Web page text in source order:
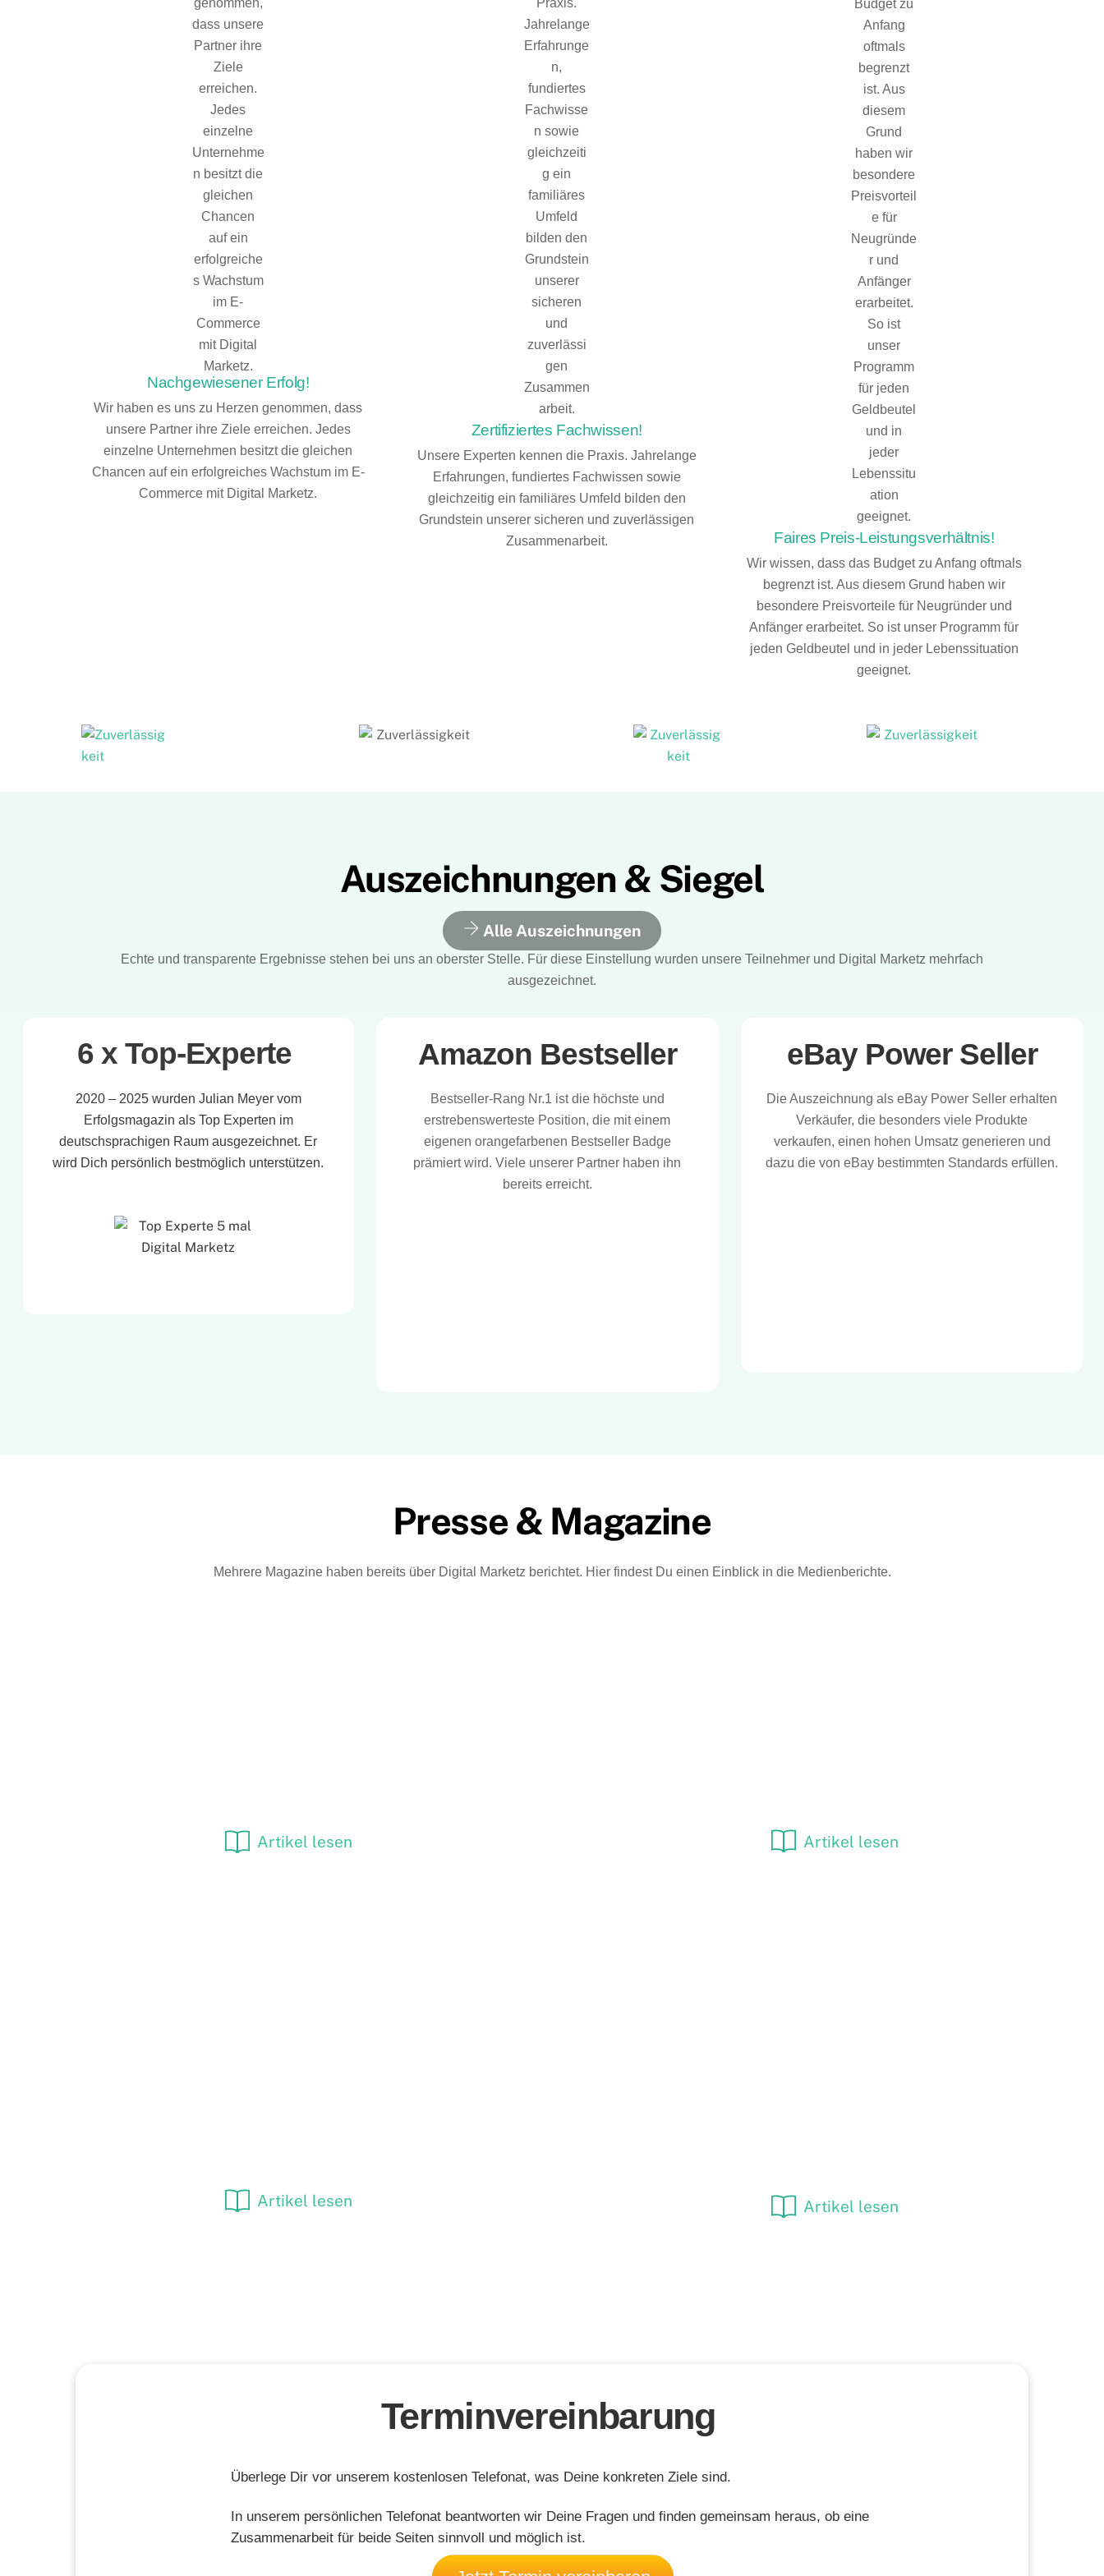
Nachgewiesener Erfolg!
Wir haben es uns zu Herzen genommen, dass
unsere Partner ihre Ziele erreichen. Jedes
einzelne Unternehmen besitzt die gleichen
Chancen auf ein erfolgreiches Wachstum im E-
Commerce mit Digital Marketz.
Zertifiziertes Fachwissen!
Unsere Experten kennen die Praxis. Jahrelange
Erfahrungen, fundiertes Fachwissen sowie
gleichzeitig ein familiäres Umfeld bilden den
Grundstein unserer sicheren und zuverlässigen
Zusammenarbeit.
Faires Preis-Leistungsverhältnis!
Wir wissen, dass das Budget zu Anfang oftmals
begrenzt ist. Aus diesem Grund haben wir
besondere Preisvorteile für Neugründer und
Anfänger erarbeitet. So ist unser Programm für
jeden Geldbeutel und in jeder Lebenssituation
geeignet.
Auszeichnungen & Siegel
Alle Auszeichnungen
Echte und transparente Ergebnisse stehen bei uns an oberster Stelle. Für diese Einstellung wurden unsere Teilnehmer und Digital Marketz mehrfach
ausgezeichnet.
6 x Top-Experte
2020 – 2025 wurden Julian Meyer vom
Erfolgsmagazin als Top Experten im
deutschsprachigen Raum ausgezeichnet. Er
wird Dich persönlich bestmöglich unterstützen.
Amazon Bestseller
Bestseller-Rang Nr.1 ist die höchste und
erstrebenswerteste Position, die mit einem
eigenen orangefarbenen Bestseller Badge
prämiert wird. Viele unserer Partner haben ihn
bereits erreicht.
eBay Power Seller
Die Auszeichnung als eBay Power Seller erhalten
Verkäufer, die besonders viele Produkte
verkaufen, einen hohen Umsatz generieren und
dazu die von eBay bestimmten Standards erfüllen.
Presse & Magazine
Mehrere Magazine haben bereits über Digital Marketz berichtet. Hier findest Du einen Einblick in die Medienberichte.
Artikel lesen Artikel lesen
Artikel lesen Artikel lesen
Terminvereinbarung
Überlege Dir vor unserem kostenlosen Telefonat, was Deine konkreten Ziele sind.
In unserem persönlichen Telefonat beantworten wir Deine Fragen und finden gemeinsam heraus, ob eine
Zusammenarbeit für beide Seiten sinnvoll und möglich ist.